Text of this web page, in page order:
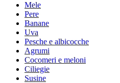
Mele
Pere
Banane
Uva
Pesche e albicocche
Agrumi
Cocomeri e meloni
Ciliegie
Susine